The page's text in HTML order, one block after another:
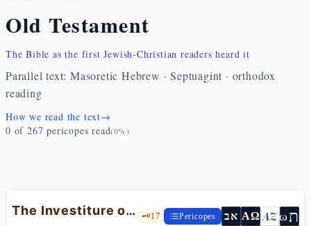
Old Testament
The Bible as the first Jewish-Christian readers heard it
Parallel text: Masoretic Hebrew · Septuagint · orthodox
reading
How we read the text→
0 of 267 pericopes read(0%)
The Investiture of Joshua 🗝️17 Pericopes אב ΑΩ AZωת